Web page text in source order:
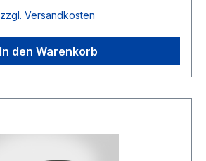
Höhe 10mm
Versandkosten
In den Warenkorb